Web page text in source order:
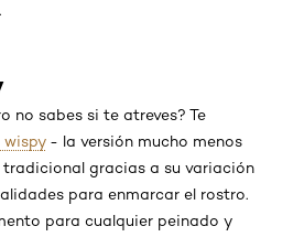
.
no sabes si te atreves? Te
- la versión mucho menos
gracias a su variación
para enmarcar el rostro.
para cualquier peinado y